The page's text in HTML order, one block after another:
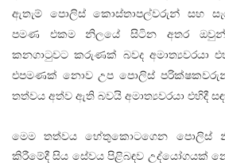
ඇතැම් පොලිස් කොස්තාපල්වරුන් සහ
පමණ එකම නිලයේ සිටින අතර
කනගාටුවට කරුණක් බවද අමාත්‍යවරයා
එපමණක් නොව උප පොලිස්
තත්වය අත්ව ඇති බවයි අමාත්‍යවරයා එහිදී
මෙම තත්වය හේතුකොටගෙන පොලිස්
කිරීමේදී සිය සේවය පිළිබඳව උද්යෝගයක්